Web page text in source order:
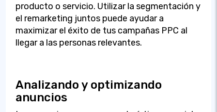
producto o servicio. Utilizar la segmentación y
el remarketing juntos puede ayudar a
maximizar el éxito de tus campañas PPC al
llegar a las personas relevantes.
Analizando y optimizando
anuncios